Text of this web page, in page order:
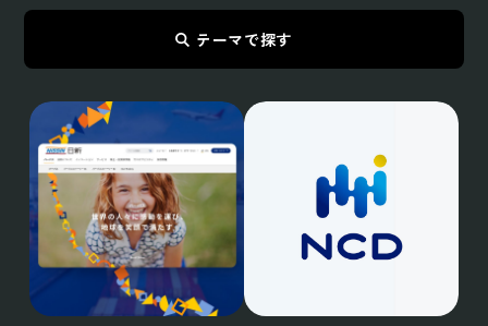
テーマで探す